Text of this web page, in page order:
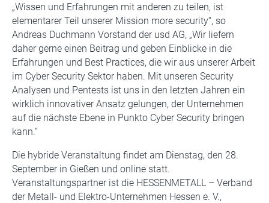
„Wissen und Erfahrungen mit anderen zu teilen, ist
elementarer Teil unserer Mission more security“, so
Andreas Duchmann Vorstand der usd AG, „Wir liefern
daher gerne einen Beitrag und geben Einblicke in die
Erfahrungen und Best Practices, die wir aus unserer Arbeit
im Cyber Security Sektor haben. Mit unseren Security
Analysen und Pentests ist uns in den letzten Jahren ein
wirklich innovativer Ansatz gelungen, der Unternehmen
auf die nächste Ebene in Punkto Cyber Security bringen
kann.“
Die hybride Veranstaltung findet am Dienstag, den 28.
September in Gießen und online statt.
Veranstaltungspartner ist die HESSENMETALL – Verband
der Metall- und Elektro-Unternehmen Hessen e. V.,